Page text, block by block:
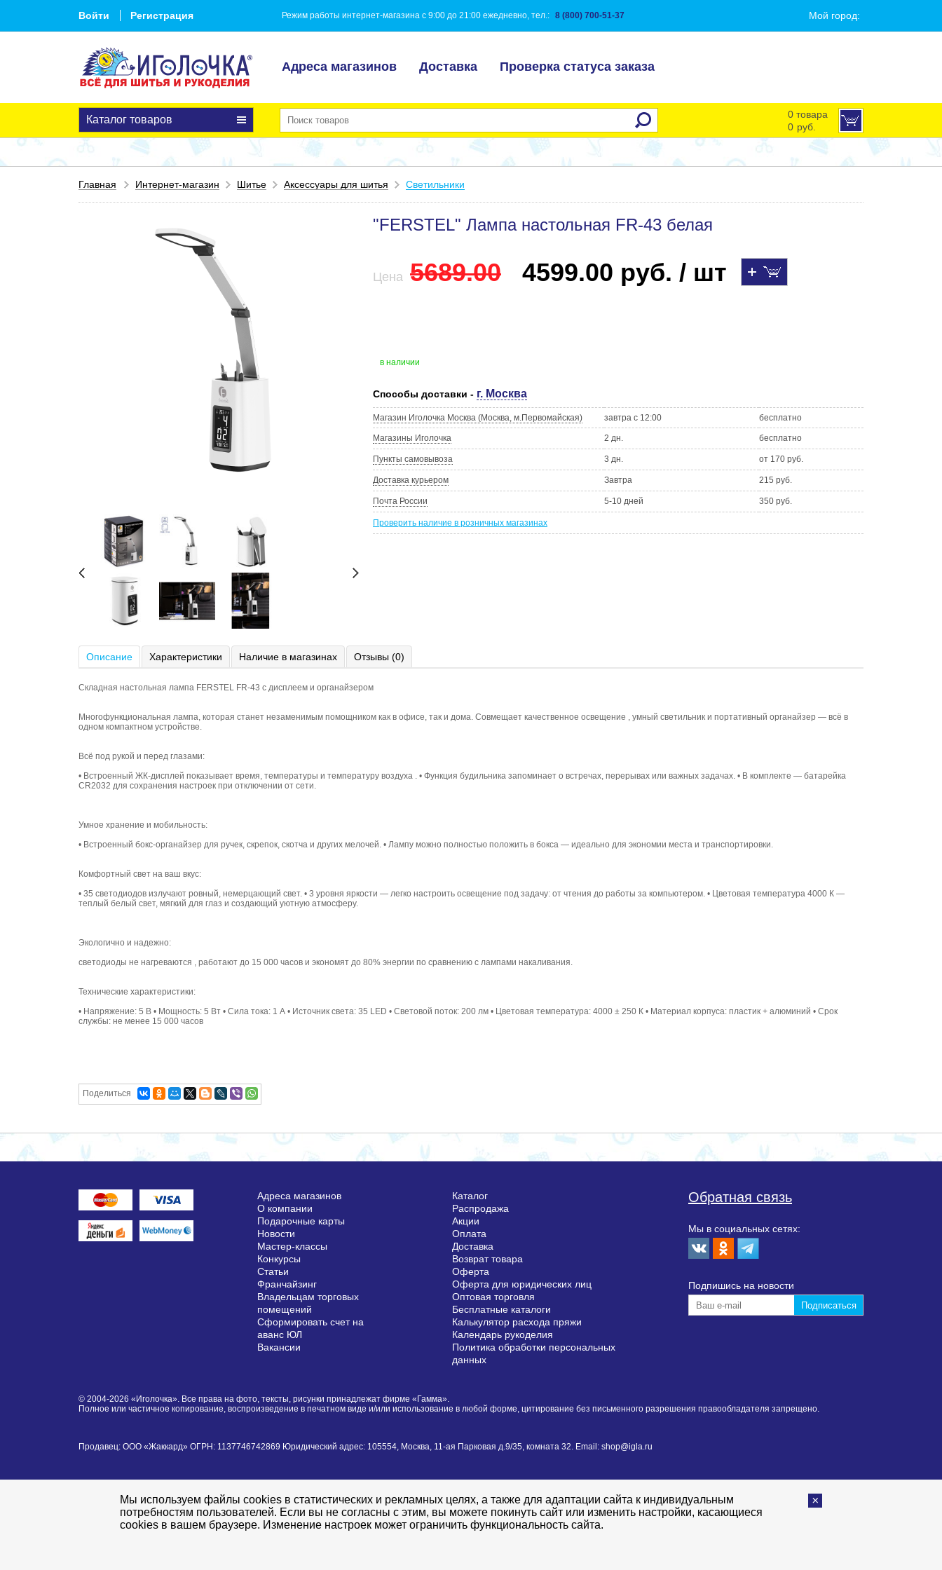
Войти Регистрация Режим работы интернет-магазина с 9:00 до 21:00 ежедневно, тел.: 8 (800) 700-51-37 Мой город:
Адреса магазинов Доставка Проверка статуса заказа
Каталог товаров
0 товара
0 руб.
Главная Интернет-магазин Шитье Аксессуары для шитья Светильники
"FERSTEL" Лампа настольная FR-43 белая
Цена 5689.00 4599.00 руб. / шт
в наличии
Способы доставки - г. Москва
Магазин Иголочка Москва (Москва, м.Первомайская) завтра с 12:00 бесплатно
Магазины Иголочка 2 дн. бесплатно
Пункты самовывоза 3 дн. от 170 руб.
Доставка курьером Завтра 215 руб.
Почта России 5-10 дней 350 руб.
Проверить наличие в розничных магазинах
Описание Характеристики Наличие в магазинах Отзывы (0)
Складная настольная лампа FERSTEL FR-43 с дисплеем и органайзером
Многофункциональная лампа, которая станет незаменимым помощником как в офисе, так и дома. Совмещает качественное освещение , умный светильник и портативный органайзер — всё в
одном компактном устройстве.
Всё под рукой и перед глазами:
• Встроенный ЖК-дисплей показывает время, температуры и температуру воздуха . • Функция будильника запоминает о встречах, перерывах или важных задачах. • В комплекте — батарейка
CR2032 для сохранения настроек при отключении от сети.
Умное хранение и мобильность:
• Встроенный бокс-органайзер для ручек, скрепок, скотча и других мелочей. • Лампу можно полностью положить в бокса — идеально для экономии места и транспортировки.
Комфортный свет на ваш вкус:
• 35 светодиодов излучают ровный, немерцающий свет. • 3 уровня яркости — легко настроить освещение под задачу: от чтения до работы за компьютером. • Цветовая температура 4000 К —
теплый белый свет, мягкий для глаз и создающий уютную атмосферу.
Экологично и надежно:
светодиоды не нагреваются , работают до 15 000 часов и экономят до 80% энергии по сравнению с лампами накаливания.
Технические характеристики:
• Напряжение: 5 В • Мощность: 5 Вт • Сила тока: 1 А • Источник света: 35 LED • Световой поток: 200 лм • Цветовая температура: 4000 ± 250 К • Материал корпуса: пластик + алюминий • Срок
службы: не менее 15 000 часов
Поделиться
Адреса магазинов
О компании
Подарочные карты
Новости
Мастер-классы
Конкурсы
Статьи
Франчайзинг
Владельцам торговых
помещений
Сформировать счет на
аванс ЮЛ
Вакансии
Каталог
Распродажа
Акции
Оплата
Доставка
Возврат товара
Оферта
Оферта для юридических лиц
Оптовая торговля
Бесплатные каталоги
Калькулятор расхода пряжи
Календарь рукоделия
Политика обработки персональных
данных
Обратная связь
Мы в социальных сетях:
Подпишиcь на новости
© 2004-2026 «Иголочка». Все права на фото, тексты, рисунки принадлежат фирме «Гамма».
Полное или частичное копирование, воспроизведение в печатном виде и/или использование в любой форме, цитирование без письменного разрешения правообладателя запрещено.
Продавец: ООО «Жаккард» ОГРН: 1137746742869 Юридический адрес: 105554, Москва, 11-ая Парковая д.9/35, комната 32. Email: shop@igla.ru
Мы используем файлы cookies в статистических и рекламных целях, а также для адаптации сайта к индивидуальным
потребностям пользователей. Если вы не согласны с этим, вы можете покинуть сайт или изменить настройки, касающиеся
cookies в вашем браузере. Изменение настроек может ограничить функциональность сайта.